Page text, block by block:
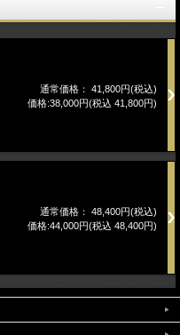
通常価格： 41,800円(税込)
価格:38,000円(税込 41,800円)
通常価格： 48,400円(税込)
価格:44,000円(税込 48,400円)